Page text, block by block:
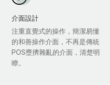
介面設計
注重直覺式的操作，簡潔易懂
的和善操作介面，不再是傳統
POS壅擠雜亂的介面，清楚明
瞭。